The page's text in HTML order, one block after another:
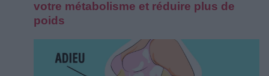
votre métabolisme et réduire plus de
poids